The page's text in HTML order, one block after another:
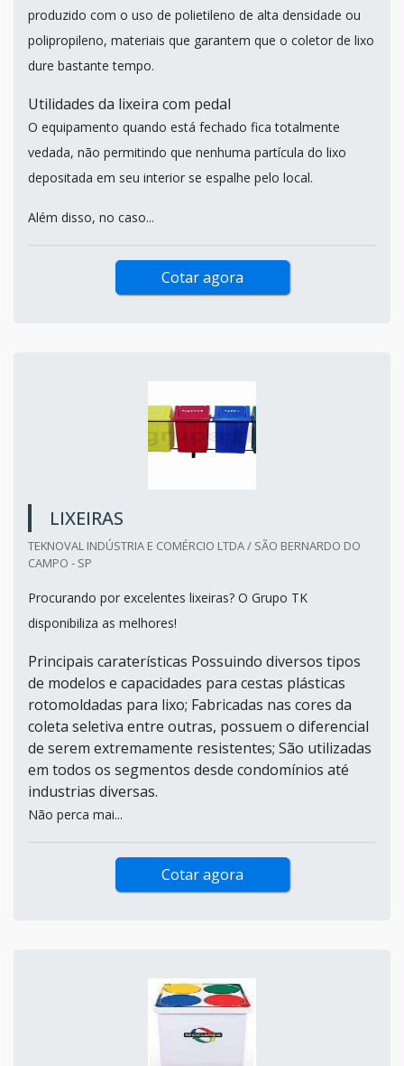
produzido com o uso de polietileno de alta densidade ou
polipropileno, materiais que garantem que o coletor de lixo
dure bastante tempo.
Utilidades da lixeira com pedal
O equipamento quando está fechado fica totalmente
vedada, não permitindo que nenhuma partícula do lixo
depositada em seu interior se espalhe pelo local.
Além disso, no caso...
Cotar agora
LIXEIRAS
TEKNOVAL INDÚSTRIA E COMÉRCIO LTDA / SÃO BERNARDO DO
CAMPO - SP
Procurando por excelentes lixeiras? O Grupo TK
disponibiliza as melhores!
Principais caraterísticas Possuindo diversos tipos
de modelos e capacidades para cestas plásticas
rotomoldadas para lixo; Fabricadas nas cores da
coleta seletiva entre outras, possuem o diferencial
de serem extremamente resistentes; São utilizadas
em todos os segmentos desde condomínios até
industrias diversas.
Não perca mai...
Cotar agora